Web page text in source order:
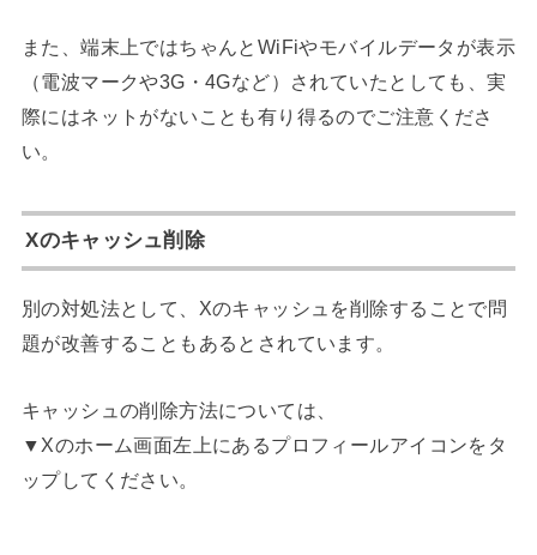
また、端末上ではちゃんとWiFiやモバイルデータが表示
（電波マークや3G・4Gなど）されていたとしても、実
際にはネットがないことも有り得るのでご注意くださ
い。
Xのキャッシュ削除
別の対処法として、Xのキャッシュを削除することで問
題が改善することもあるとされています。
キャッシュの削除方法については、
▼Xのホーム画面左上にあるプロフィールアイコンをタ
ップしてください。